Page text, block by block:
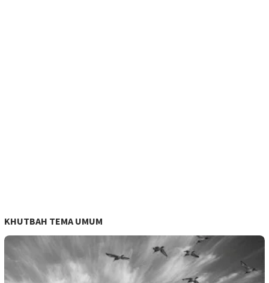
KHUTBAH TEMA UMUM